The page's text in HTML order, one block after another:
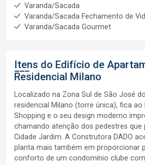
Varanda/Sacada
Varanda/Sacada Fechamento de
Varanda/Sacada Gourmet
Itens do Edifício de
Residencial Milano
Localizado na Zona Sul de São José
residencial Milano (torre única), fica ao
Shopping e o seu design moderno
chamando atenção dos pedestres que
Cidade Jardim. A Construtora DADO
planta mais também em proporcionar
conforto de um condomínio clube